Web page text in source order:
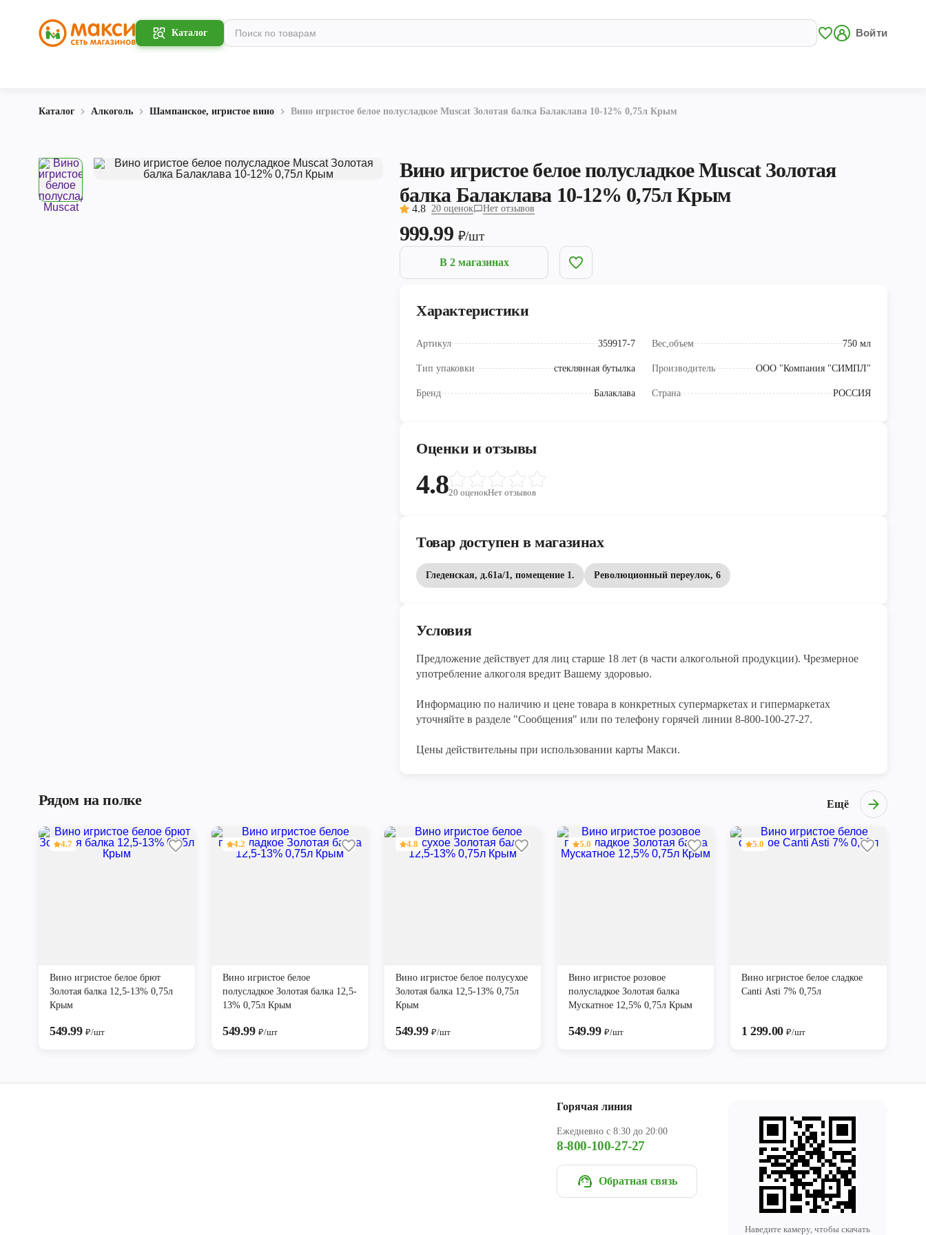
Каталог Войти
Каталог Алкоголь Шампанское, игристое вино Вино игристое белое полусладкое Muscat Золотая балка Балаклава 10-12% 0,75л Крым
Вино игристое белое полусладкое Muscat Золотая
балка Балаклава 10-12% 0,75л Крым
4.8 20 оценок Нет отзывов
999.99 ₽/шт
В 2 магазинах
Характеристики
Артикул 359917-7 Вес,объем 750 мл
Тип упаковки стеклянная бутылка Производитель ООО "Компания "СИМПЛ"
Бренд Балаклава Страна РОССИЯ
Оценки и отзывы
4.820 оценокНет отзывов
Товар доступен в магазинах
Гледенская, д.61а/1, помещение 1. Революционный переулок, 6
Условия
Предложение действует для лиц старше 18 лет (в части алкогольной продукции). Чрезмерное
употребление алкоголя вредит Вашему здоровью.
Информацию по наличию и цене товара в конкретных супермаркетах и гипермаркетах
уточняйте в разделе "Сообщения" или по телефону горячей линии 8-800-100-27-27.
Цены действительны при использовании карты Макси.
Рядом на полке Ещё
4.7
Вино игристое белое брют
Золотая балка 12,5-13% 0,75л
Крым
549.99₽/шт
4.2
Вино игристое белое
полусладкое Золотая балка 12,5-
13% 0,75л Крым
549.99₽/шт
4.8
Вино игристое белое полусухое
Золотая балка 12,5-13% 0,75л
Крым
549.99₽/шт
5.0
Вино игристое розовое
полусладкое Золотая балка
Мускатное 12,5% 0,75л Крым
549.99₽/шт
5.0
Вино игристое белое сладкое
Canti Asti 7% 0,75л
1 299.00₽/шт
Горячая линия
Ежедневно с 8:30 до 20:00
8-800-100-27-27
Обратная связь
Наведите камеру, чтобы скачать